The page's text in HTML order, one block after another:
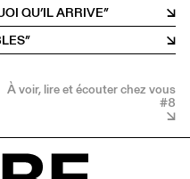
QU’IL ARRIVE”
À voir, lire et écouter chez vous
#8